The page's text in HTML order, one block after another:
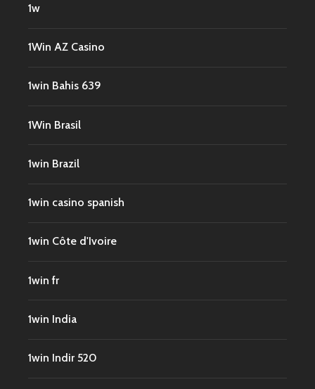
1w
1Win AZ Casino
1win Bahis 639
1Win Brasil
1win Brazil
1win casino spanish
1win Côte d'Ivoire
1win fr
1win India
1win Indir 520